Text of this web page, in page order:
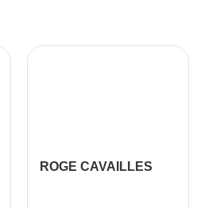
ROGE CAVAILLES